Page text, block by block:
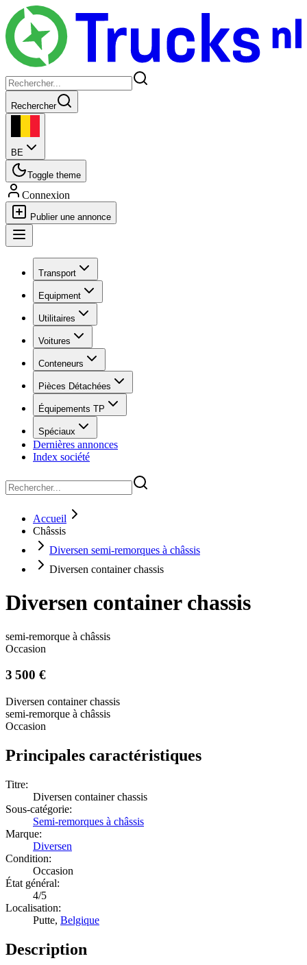
Rechercher
BE
Toggle theme
Connexion
Publier une annonce
Transport
Equipment
Utilitaires
Voitures
Conteneurs
Pièces Détachées
Équipements TP
Spéciaux
Dernières annonces
Index société
Accueil
Châssis
Diversen semi-remorques à châssis
Diversen container chassis
Diversen container chassis
semi-remorque à châssis
Occasion
3 500 €
Diversen container chassis
semi-remorque à châssis
Occasion
Principales caractéristiques
Titre:
Diversen container chassis
Sous-catégorie:
Semi-remorques à châssis
Marque:
Diversen
Condition:
Occasion
État général:
4/5
Localisation:
Putte, Belgique
Description